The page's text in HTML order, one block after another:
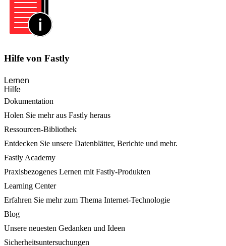
Hilfe von Fastly
Lernen
Hilfe
Dokumentation
Holen Sie mehr aus Fastly heraus
Ressourcen-Bibliothek
Entdecken Sie unsere Datenblätter, Berichte und mehr.
Fastly Academy
Praxisbezogenes Lernen mit Fastly-Produkten
Learning Center
Erfahren Sie mehr zum Thema Internet-Technologie
Blog
Unsere neuesten Gedanken und Ideen
Sicherheitsuntersuchungen